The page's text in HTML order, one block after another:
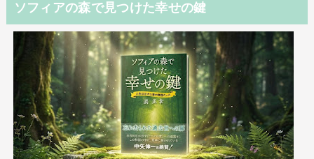
ソフィアの森で見つけた幸せの鍵